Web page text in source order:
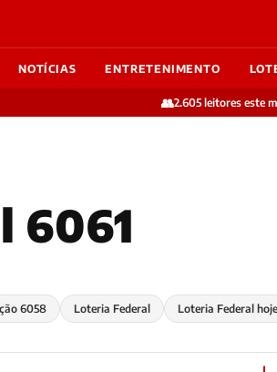
NOTÍCIAS ENTRETENIMENTO
👥2.605 leitores este
6061
6058 Loteria Federal Loteria Federal hoje